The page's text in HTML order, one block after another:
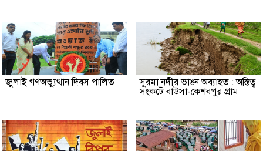
জুলাই গণঅভ্যুত্থান দিবস পালিত
সুরমা নদীর ভাঙন অব্যাহত : অস্তিত্ব
সংকটে বাউসা-কেশবপুর গ্রাম